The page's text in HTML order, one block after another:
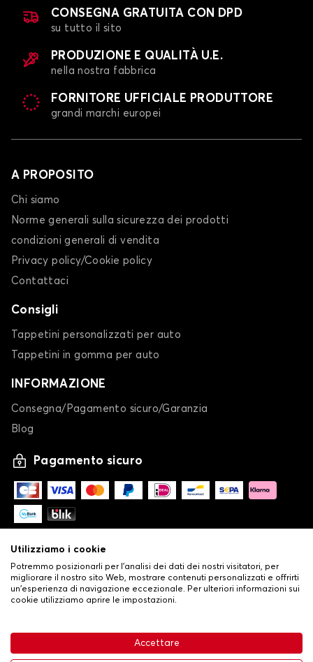
CONSEGNA GRATUITA CON DPD
su tutto il sito
PRODUZIONE E QUALITÀ U.E.
nella nostra fabbrica
FORNITORE UFFICIALE PRODUTTORE
grandi marchi europei
A PROPOSITO
Chi siamo
Norme generali sulla sicurezza dei prodotti
condizioni generali di vendita
Privacy policy/Cookie policy
Contattaci
Consigli
Tappetini personalizzati per auto
Tappetini in gomma per auto
INFORMAZIONE
Consegna/Pagamento sicuro/Garanzia
Blog
Pagamento sicuro
Condizioni generali di vendita•
Politica sulla privacy e sui cookie•Livraison
Utilizziamo i cookie
Potremmo posizionarli per l'analisi dei dati dei nostri visitatori, per
migliorare il nostro sito Web, mostrare contenuti personalizzati e offrirti
un'esperienza di navigazione eccezionale. Per ulteriori informazioni sui
cookie utilizziamo aprire le impostazioni.
Accettare